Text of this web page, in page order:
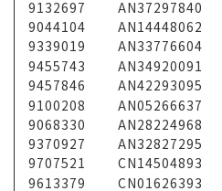
9132697
AN37297840
9044104
AN14448062
9339019
AN33776604
9455743
AN34920091
9457846
AN42293095
9100208
AN05266637
9068330
AN28224968
9370927
AN32827295
9707521
CN14504893
9613379
CN01626393